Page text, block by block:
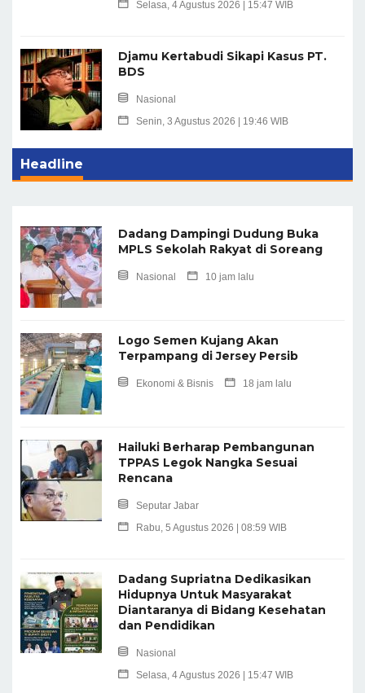
Selasa, 4 Agustus 2026 | 15:47 WIB
Djamu Kertabudi Sikapi Kasus PT.
BDS
Nasional
Senin, 3 Agustus 2026 | 19:46 WIB
Headline
Dadang Dampingi Dudung Buka
MPLS Sekolah Rakyat di Soreang
Nasional 10 jam lalu
Logo Semen Kujang Akan
Terpampang di Jersey Persib
Ekonomi & Bisnis 18 jam lalu
Hailuki Berharap Pembangunan
TPPAS Legok Nangka Sesuai
Rencana
Seputar Jabar
Rabu, 5 Agustus 2026 | 08:59 WIB
Dadang Supriatna Dedikasikan
Hidupnya Untuk Masyarakat
Diantaranya di Bidang Kesehatan
dan Pendidikan
Nasional
Selasa, 4 Agustus 2026 | 15:47 WIB